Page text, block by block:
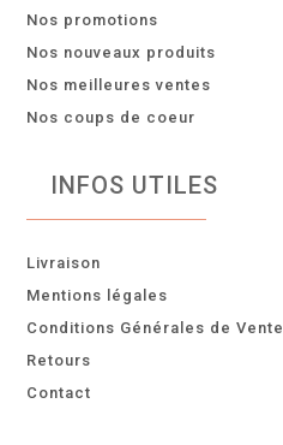
Nos promotions
Nos nouveaux produits
Nos meilleures ventes
Nos coups de coeur
INFOS UTILES
Livraison
Mentions légales
Conditions Générales de Vente
Retours
Contact